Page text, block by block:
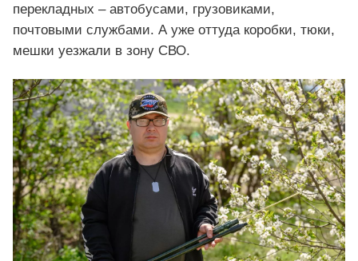
перекладных – автобусами, грузовиками,
почтовыми службами. А уже оттуда коробки, тюки,
мешки уезжали в зону СВО.